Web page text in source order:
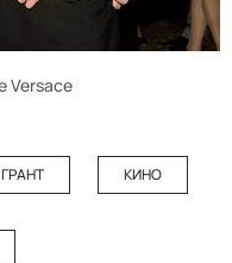
Versace
КИНО